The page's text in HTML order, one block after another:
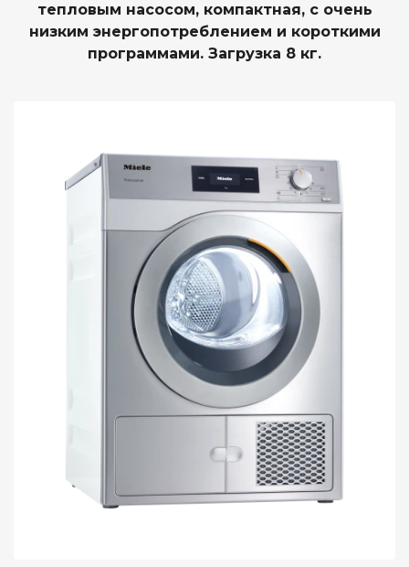
тепловым насосом, компактная, с очень
низким энергопотреблением и короткими
программами. Загрузка 8 кг.